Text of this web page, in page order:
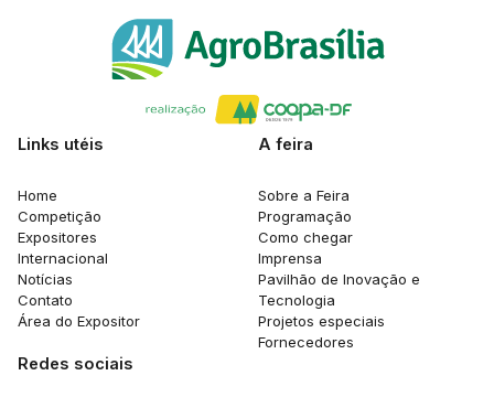
Links utéis
Home
Competição
Expositores
Internacional
Notícias
Contato
Área do Expositor
A feira
Sobre a Feira
Programação
Como chegar
Imprensa
Pavilhão de Inovação e
Tecnologia
Projetos especiais
Fornecedores
Redes sociais